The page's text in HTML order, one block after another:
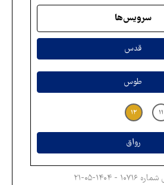
سرویس‌ها
قدس
طوس
۱۱ ۱۲
رواق